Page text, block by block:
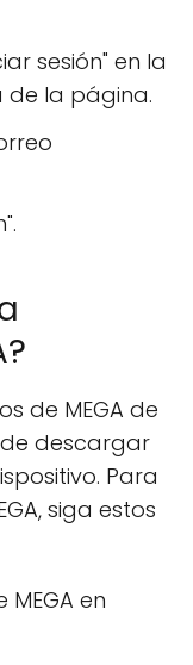
sesión" en la
de la página.
de MEGA de
descargar
Para
siga estos
en